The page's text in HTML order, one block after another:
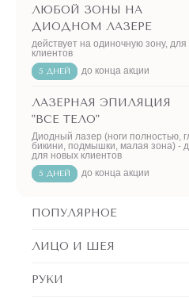
ЛЮБОЙ ЗОНЫ НА
ДИОДНОМ ЛАЗЕРЕ
действует на одиночную зону,
клиентов
5 ДНЕЙ до конца акции
ЛАЗЕРНАЯ ЭПИЛЯЦИЯ
"ВСЕ ТЕЛО"
Диодный лазер (ноги полностью,
бикини, подмышки, малая зона) -
для новых клиентов
5 ДНЕЙ до конца акции
ПОПУЛЯРНОЕ
ЛИЦО И ШЕЯ
РУКИ